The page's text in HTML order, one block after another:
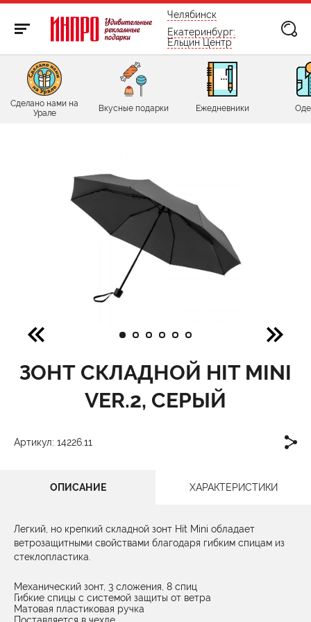
бесплатно по России
Челябинск
Екатеринбург:
Ельцин Центр
Сделано нами на
Урале
Вкусные подарки Ежедневники
ЗОНТ СКЛАДНОЙ HIT MINI
VER.2, СЕРЫЙ
Артикул: 14226.11
ОПИСАНИЕ ХАРАКТЕРИСТИКИ
Легкий, но крепкий складной зонт Hit Mini обладает
ветрозащитными свойствами благодаря гибким спицам из
стеклопластика.
Механический зонт, 3 сложения, 8 спиц
Гибкие спицы с системой защиты от ветра
Матовая пластиковая ручка